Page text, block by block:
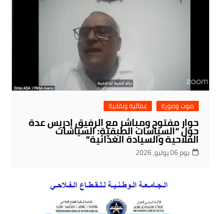
صوت وصورة عمالية ونقابية
حوار مفتوح ومباشر مع الرفيق إدريس عدة
حول “السياسات الطبقية: السياسات
الفلاحية والسيادة الغذائية”
يوم 06 يوليو، 2026